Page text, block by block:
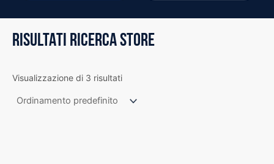
RISULTATI RICERCA STORE
Visualizzazione di 3 risultati